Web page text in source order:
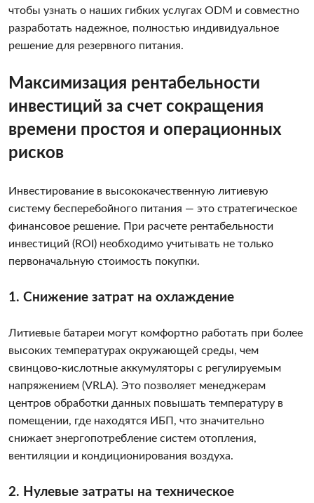
чтобы узнать о наших гибких услугах ODM и совместно
разработать надежное, полностью индивидуальное
решение для резервного питания.
Максимизация рентабельности
инвестиций за счет сокращения
времени простоя и операционных
рисков
Инвестирование в высококачественную литиевую
систему бесперебойного питания — это стратегическое
финансовое решение. При расчете рентабельности
инвестиций (ROI) необходимо учитывать не только
первоначальную стоимость покупки.
1. Снижение затрат на охлаждение
Литиевые батареи могут комфортно работать при более
высоких температурах окружающей среды, чем
свинцово-кислотные аккумуляторы с регулируемым
напряжением (VRLA). Это позволяет менеджерам
центров обработки данных повышать температуру в
помещении, где находятся ИБП, что значительно
снижает энергопотребление систем отопления,
вентиляции и кондиционирования воздуха.
2. Нулевые затраты на техническое